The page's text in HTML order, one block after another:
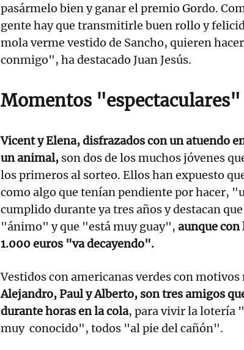
pasármelo bien y ganar el premio Gordo.
gente hay que transmitirle buen rollo y
mola verme vestido de Sancho, quieren
conmigo", ha destacado Juan Jesús.
Momentos "espectaculares"
Vicent y Elena, disfrazados con un atuendo
un animal, son dos de los muchos jóvenes
los primeros al sorteo. Ellos han expuesto
como algo que tenían pendiente por hacer,
cumplido durante ya tres años y destacan
"ánimo" y que "está muy guay", aunque con
1.000 euros "va decayendo".
Vestidos con americanas verdes con motivos
Alejandro, Paul y Alberto, son tres amigos
durante horas en la cola, para vivir la lotería
muy conocido", todos "al pie del cañón".